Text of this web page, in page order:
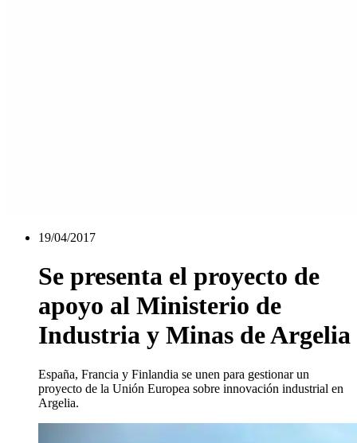
19/04/2017
Se presenta el proyecto de
apoyo al Ministerio de
Industria y Minas de Argelia
España, Francia y Finlandia se unen para gestionar un
proyecto de la Unión Europea sobre innovación industrial en
Argelia.